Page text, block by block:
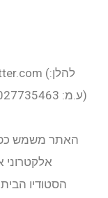
האתר משמש
אלקטרוני
הסטודיו